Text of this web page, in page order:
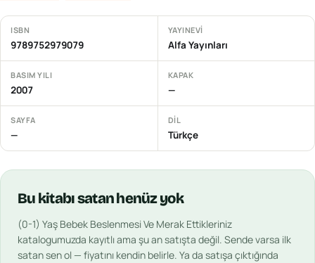
ISBN
9789752979079
YAYINEVI
Alfa Yayınları
BASIM YILI
2007
KAPAK
—
SAYFA
—
DIL
Türkçe
Bu kitabısatan henüz yok
(0-1) Yaş Bebek Beslenmesi Ve Merak Ettikleriniz
katalogumuzda kayıtlı ama şu an satışta değil. Sende varsa ilk
satan sen ol — fiyatını kendin belirle. Ya da satışa çıktığında